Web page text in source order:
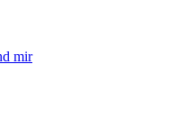
mir